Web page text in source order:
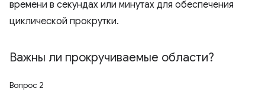
времени в секундах или минутах для обеспечения
циклической прокрутки.
Важны ли прокручиваемые области?
Вопрос 2